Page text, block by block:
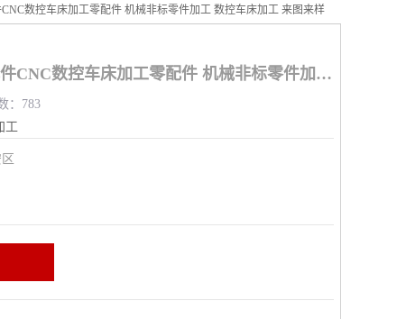
数控车床加工零配件 机械非标零件加工 数控车床加工 来图来样
黄铜紫铜多款点胶阀配件CNC数控车床加工零配件 机械非标零件加工 数控车床加工 来图来样
：783
工
区